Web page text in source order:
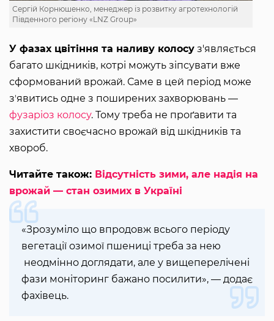
Сергій Корнюшенко, менеджер із розвитку агротехнологій
Південного регіону «LNZ Group»
У фазах цвітіння та наливу колосу з'являється
багато шкідників, котрі можуть зіпсувати вже
сформований врожай. Саме в цей період може
зʼявитись одне з поширених захворювань —
фузаріоз колосу. Тому треба не проґавити та
захистити своєчасно врожай від шкідників та
хвороб.
Читайте також: Відсутність зими, але надія на
врожай — стан озимих в Україні
«Зрозуміло що впродовж всього періоду
вегетації озимої пшениці треба за нею
неодмінно доглядати, але у вищеперелічені
фази моніторинг бажано посилити», — додає
фахівець.